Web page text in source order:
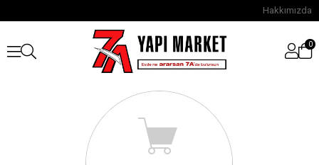
Hakkımızda
0